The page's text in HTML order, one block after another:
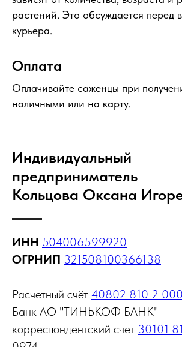
растений. Это обсуждается перед
курьера.
Оплата
Оплачивайте саженцы при
наличными или на карту.
Индивидуальный
предприниматель
Кольцова Оксана
ИНН 504006599920
ОГРНИП 321508100366138
Расчетный счёт 40802 810 2
Банк АО "ТИНЬКОФ БАНК"
корреспондентский счет 30101